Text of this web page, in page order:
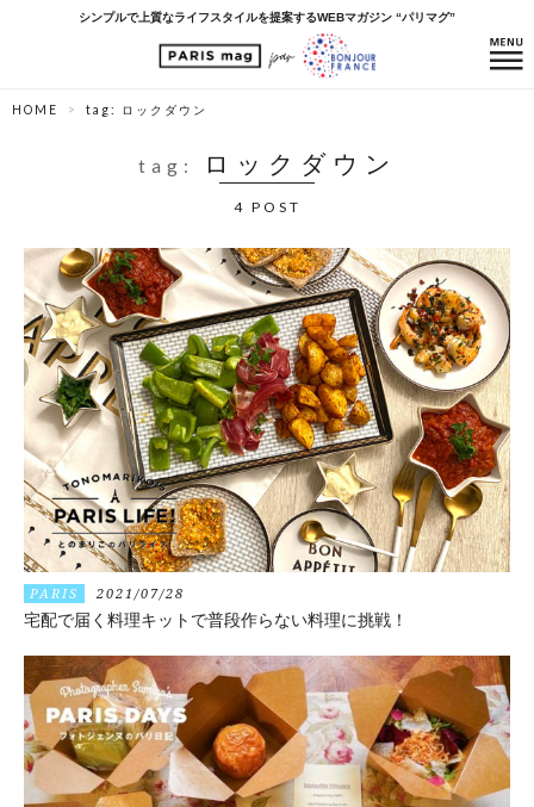
シンプルで上質なライフスタイルを提案するWEBマガジン “パリマグ”
HOME tag: ロックダウン
tag: ロックダウン
4 POST
PARIS 2021/07/28
宅配で届く料理キットで普段作らない料理に挑戦！